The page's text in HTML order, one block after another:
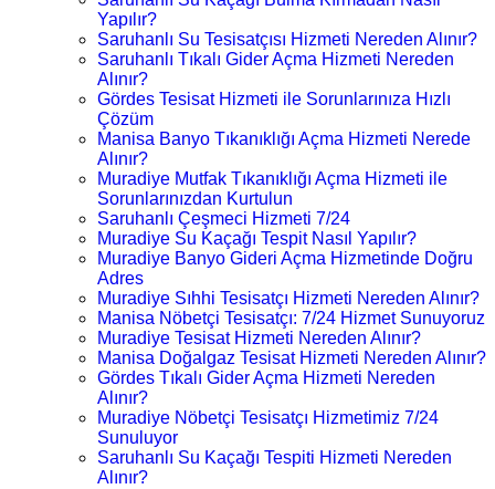
Yapılır?
Saruhanlı Su Tesisatçısı Hizmeti Nereden Alınır?
Saruhanlı Tıkalı Gider Açma Hizmeti Nereden
Alınır?
Gördes Tesisat Hizmeti ile Sorunlarınıza Hızlı
Çözüm
Manisa Banyo Tıkanıklığı Açma Hizmeti Nerede
Alınır?
Muradiye Mutfak Tıkanıklığı Açma Hizmeti ile
Sorunlarınızdan Kurtulun
Saruhanlı Çeşmeci Hizmeti 7/24
Muradiye Su Kaçağı Tespit Nasıl Yapılır?
Muradiye Banyo Gideri Açma Hizmetinde Doğru
Adres
Muradiye Sıhhi Tesisatçı Hizmeti Nereden Alınır?
Manisa Nöbetçi Tesisatçı: 7/24 Hizmet Sunuyoruz
Muradiye Tesisat Hizmeti Nereden Alınır?
Manisa Doğalgaz Tesisat Hizmeti Nereden Alınır?
Gördes Tıkalı Gider Açma Hizmeti Nereden
Alınır?
Muradiye Nöbetçi Tesisatçı Hizmetimiz 7/24
Sunuluyor
Saruhanlı Su Kaçağı Tespiti Hizmeti Nereden
Alınır?